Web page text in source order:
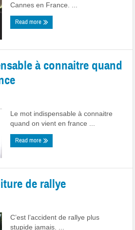
Cannes en France. ...
Read more
à connaitre quand
Le mot indispensable à connaitre
quand on vient en france ...
Read more
de rallye
C’est l’accident de rallye plus
stupide jamais. ...